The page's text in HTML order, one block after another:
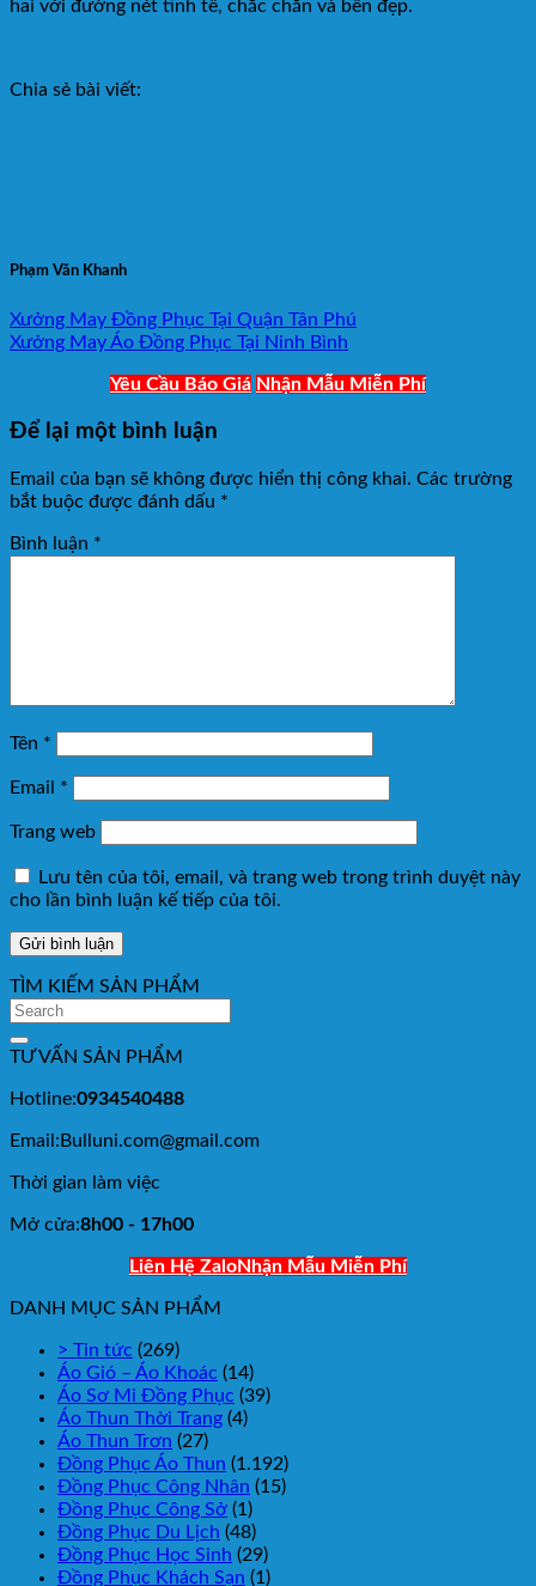
hai với đường nét tinh tế, chắc chắn và bền đẹp.
Chia sẻ bài viết:
Phạm Văn Khanh
Xưởng May Đồng Phục Tại Quận Tân Phú
Xưởng May Áo Đồng Phục Tại Ninh Bình
Yêu Cầu Báo Giá Nhận Mẫu Miễn Phí
Để lại một bình luận
Email của bạn sẽ không được hiển thị công khai. Các trường
bắt buộc được đánh dấu *
Bình luận *
Tên *
Email *
Trang web
Lưu tên của tôi, email, và trang web trong trình duyệt này
cho lần bình luận kế tiếp của tôi.
TÌM KIẾM SẢN PHẨM
TƯ VẤN SẢN PHẨM
Hotline:0934540488
Email:Bulluni.com@gmail.com
Thời gian làm việc
Mở cửa:8h00 - 17h00
Liên Hệ ZaloNhận Mẫu Miễn Phí
DANH MỤC SẢN PHẨM
> Tin tức (269)
Áo Gió – Áo Khoác (14)
Áo Sơ Mi Đồng Phục (39)
Áo Thun Thời Trang (4)
Áo Thun Trơn (27)
Đồng Phục Áo Thun (1.192)
Đồng Phục Công Nhân (15)
Đồng Phục Công Sở (1)
Đồng Phục Du Lịch (48)
Đồng Phục Học Sinh (29)
Đồng Phục Khách Sạn (1)